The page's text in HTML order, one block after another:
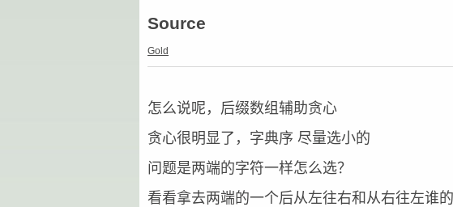
Source
Gold
怎么说呢，后缀数组辅助贪心
贪心很明显了，字典序 尽量选小的
问题是两端的字符一样怎么选？
看看拿去两端的一个后从左往右和从右往左谁